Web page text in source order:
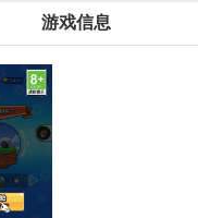
游戏信息